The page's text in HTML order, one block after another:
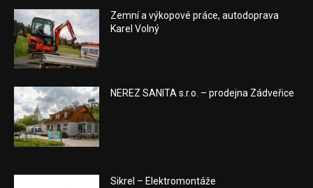
Zemní a výkopové práce, autodoprava
Karel Volný
NEREZ SANITA s.r.o. – prodejna Zádveřice
Sikrel – Elektromontáže